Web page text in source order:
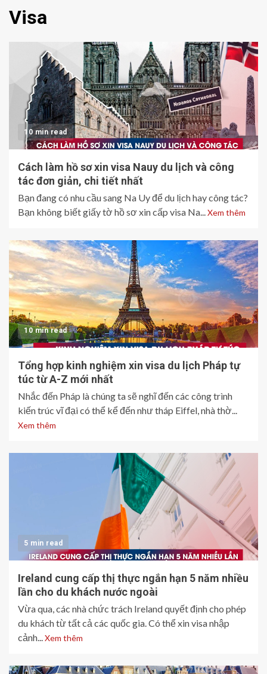
Visa
10 min read
Cách làm hồ sơ xin visa Nauy du lịch và công
tác đơn giản, chi tiết nhất
Bạn đang có nhu cầu sang Na Uy để du lịch hay công tác?
Bạn không biết giấy tờ hồ sơ xin cấp visa Na...Xem thêm
10 min read
Tổng hợp kinh nghiệm xin visa du lịch Pháp tự
túc từ A-Z mới nhất
Nhắc đến Pháp là chúng ta sẽ nghĩ đến các công trình
kiến trúc vĩ đại có thể kể đến như tháp Eiffel, nhà thờ...
Xem thêm
5 min read
Ireland cung cấp thị thực ngắn hạn 5 năm nhiều
lần cho du khách nước ngoài
Vừa qua, các nhà chức trách Ireland quyết định cho phép
du khách từ tất cả các quốc gia. Có thể xin visa nhập
cảnh...Xem thêm